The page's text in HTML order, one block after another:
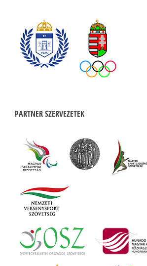
PARTNER SZERVEZETEK